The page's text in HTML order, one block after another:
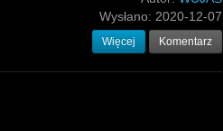
Wysłano: 2020-12-07
Więcej Komentarz